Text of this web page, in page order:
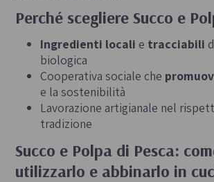
Perché scegliere Succo e
Ingredienti locali e tracciabili
biologica
Cooperativa sociale che
e la sostenibilità
Lavorazione artigianale nel
tradizione
Succo e Polpa di Pesca:
utilizzarlo e abbinarlo in